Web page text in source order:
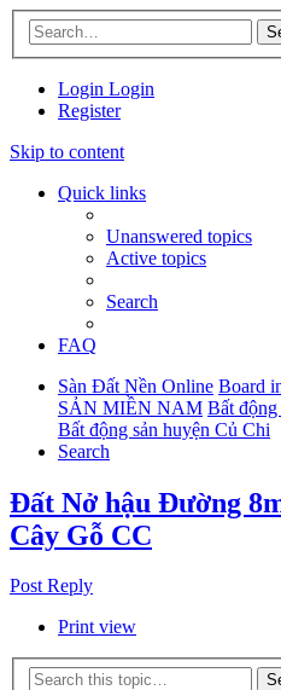
Login Login
Register
Skip to content
Quick links
Unanswered topics
Active topics
Search
FAQ
Sàn Đất Nền Online Board
SẢN MIỀN NAM Bất
Bất động sản huyện Củ Chi
Search
Đất Nở hậu Đường
Cây Gỗ CC
Post Reply
Print view